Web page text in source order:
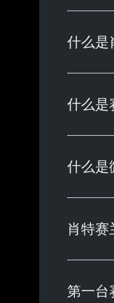
什么是
什么是
什么是
肖特赛
第一台